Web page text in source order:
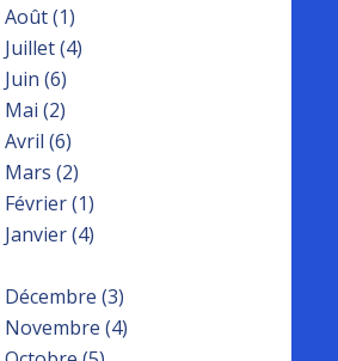
Août(1)
Juillet(4)
Juin (6)
Mai (2)
Avril (6)
Mars (2)
Février(1)
Janvier(4)
Décembre (3)
Novembre (4)